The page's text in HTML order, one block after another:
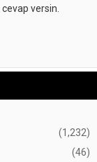
versin.
(1,232)
(46)